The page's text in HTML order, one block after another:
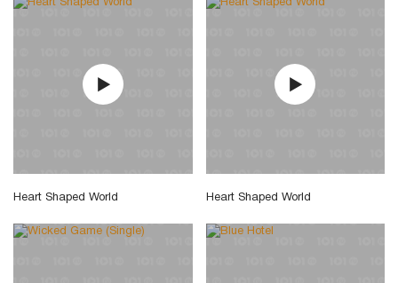
Heart Shaped World Heart Shaped World